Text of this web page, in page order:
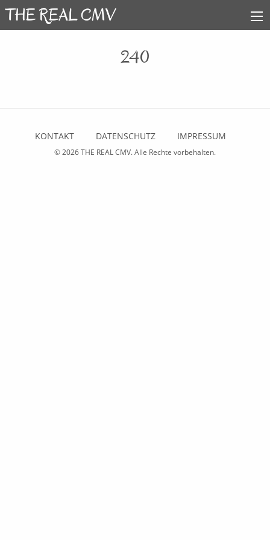
240
KONTAKT DATENSCHUTZ IMPRESSUM
© 2026THE REAL CMV. Alle Rechte vorbehalten.